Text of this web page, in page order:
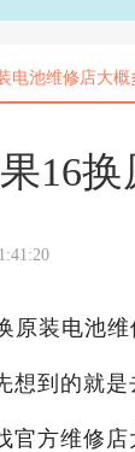
电池维修店大概
16
原装电池
想到的就
官方维修